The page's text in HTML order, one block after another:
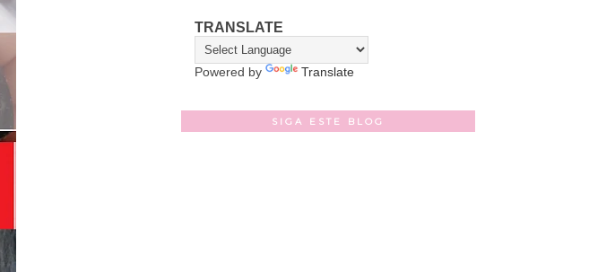
TRANSLATE
Powered by Translate
SIGA ESTE BLOG